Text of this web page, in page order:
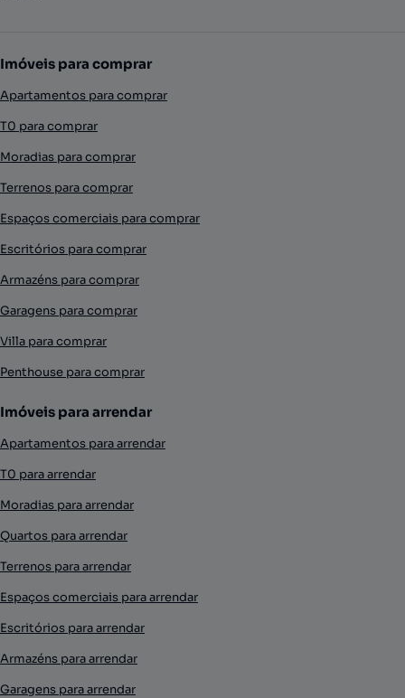
Imóveis para comprar
Apartamentos para comprar
T0 para comprar
Moradias para comprar
Terrenos para comprar
Espaços comerciais para comprar
Escritórios para comprar
Armazéns para comprar
Garagens para comprar
Villa para comprar
Penthouse para comprar
Imóveis para arrendar
Apartamentos para arrendar
T0 para arrendar
Moradias para arrendar
Quartos para arrendar
Terrenos para arrendar
Espaços comerciais para arrendar
Escritórios para arrendar
Armazéns para arrendar
Garagens para arrendar